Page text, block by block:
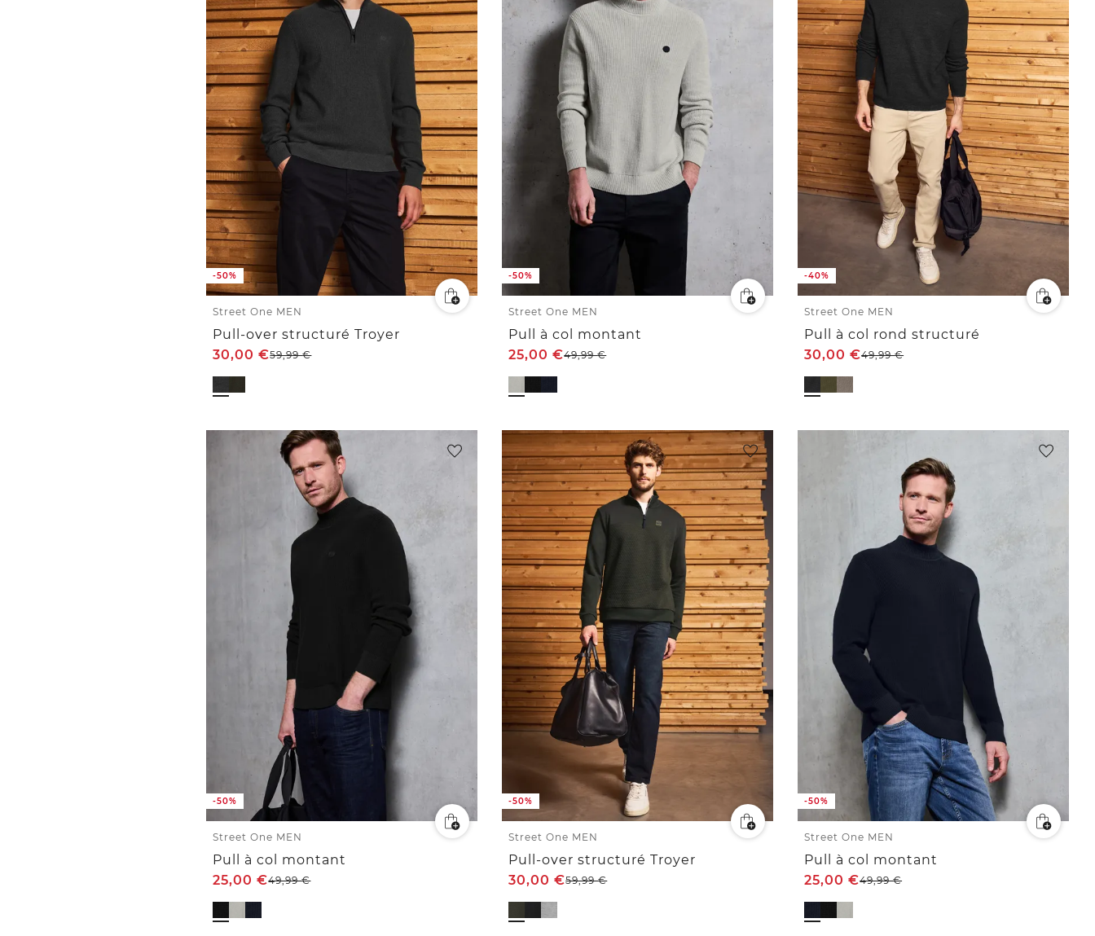
-50%
Street One MEN
Pull-over structuré Troyer
30,00€59,99€
-50%
Street One MEN
Pull à col montant
25,00€49,99€
-40%
Street One MEN
Pull à col rond structuré
30,00€49,99€
-50%
Street One MEN
Pull à col montant
25,00€49,99€
-50%
Street One MEN
Pull-over structuré Troyer
30,00€59,99€
-50%
Street One MEN
Pull à col montant
25,00€49,99€